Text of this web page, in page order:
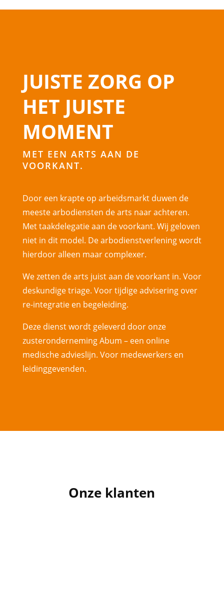
JUISTE ZORG OP
HET JUISTE
MOMENT
MET EEN ARTS AAN DE
VOORKANT.
Door een krapte op arbeidsmarkt duwen de
meeste arbodiensten de arts naar achteren.
Met taakdelegatie aan de voorkant. Wij geloven
niet in dit model. De arbodienstverlening wordt
hierdoor alleen maar complexer.
We zetten de arts juist aan de voorkant in. Voor
deskundige triage. Voor tijdige advisering over
re-integratie en begeleiding.
Deze dienst wordt geleverd door onze
zusteronderneming Abum – een online
medische advieslijn. Voor medewerkers en
leidinggevenden.
Onze klanten